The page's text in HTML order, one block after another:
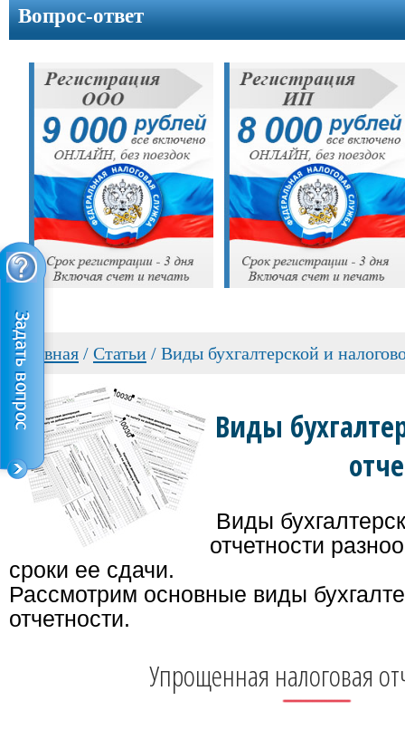
Вопрос-ответ
Главная / Cтатьи / Виды бухгалтерской и
Виды
Виды
отчетности
сроки ее сдачи.
Рассмотрим основные виды
отчетности.
Упрощенная налоговая